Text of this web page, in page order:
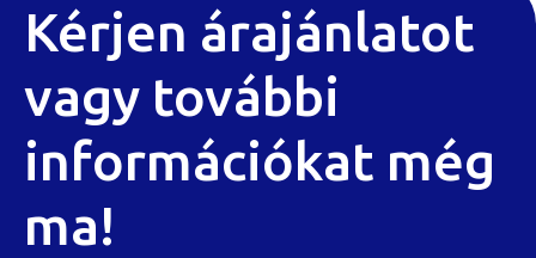
Kérjen árajánlatot
vagy további
információkat még
ma!